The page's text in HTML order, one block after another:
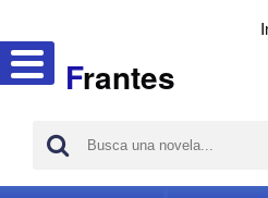
Frantes